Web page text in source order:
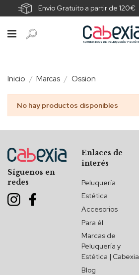
Envío Gratuito a partir de 120€
Inicio Marcas Ossion
No hay productos disponibles
Síguenos en
redes
Enlaces de
interés
Peluquería
Estética
Accesorios
Para él
Marcas de
Peluquería y
Estética | Cabexia
Blog